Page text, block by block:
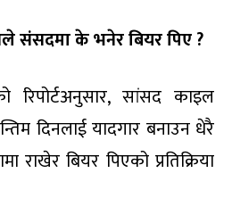
संसदमा के भनेर बियर पिए ?
रिपोर्टअनुसार, सांसद काइल
दिनलाई यादगार बनाउन धेरै
राखेर बियर पिएको प्रतिक्रिया